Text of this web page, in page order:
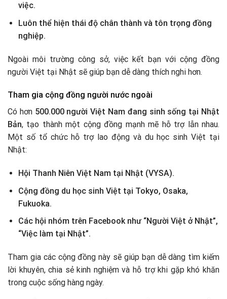
việc.
Luôn thể hiện thái độ chân thành và tôn trọng đồng
nghiệp.
Ngoài môi trường công sở, việc kết bạn với cộng đồng
người Việt tại Nhật sẽ giúp bạn dễ dàng thích nghi hơn.
Tham gia cộng đồng người nước ngoài
Có hơn 500.000 người Việt Nam đang sinh sống tại Nhật
Bản, tạo thành một cộng đồng mạnh mẽ hỗ trợ lẫn nhau.
Một số tổ chức hỗ trợ lao động và du học sinh Việt tại
Nhật:
Hội Thanh Niên Việt Nam tại Nhật (VYSA).
Cộng đồng du học sinh Việt tại Tokyo, Osaka,
Fukuoka.
Các hội nhóm trên Facebook như “Người Việt ở Nhật”,
“Việc làm tại Nhật”.
Tham gia các cộng đồng này sẽ giúp bạn dễ dàng tìm kiếm
lời khuyên, chia sẻ kinh nghiệm và hỗ trợ khi gặp khó khăn
trong cuộc sống hàng ngày.